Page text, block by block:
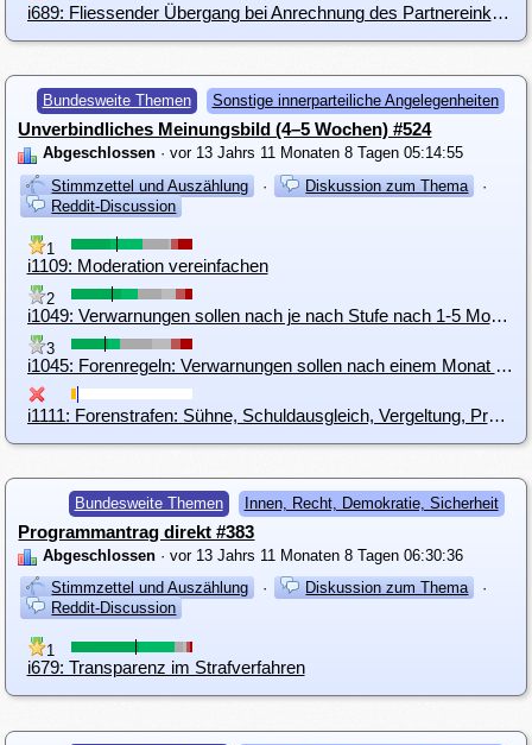
i689: Fliessender Übergang bei Anrechnung des Partnereinkommens bei Notstandshilfe
Bundesweite Themen Sonstige innerparteiliche Angelegenheiten
Unverbindliches Meinungsbild (4–5 Wochen) #524
Abgeschlossen · vor 13 Jahrs 11 Monaten 8 Tagen 05:14:55
Stimmzettel und Auszählung
· Diskussion zum Thema
·
Reddit-Discussion
1
i1109: Moderation vereinfachen
2
i1049: Verwarnungen sollen nach je nach Stufe nach 1-5 Monaten verfallen
3
i1045: Forenregeln: Verwarnungen sollen nach einem Monat verfallen
i1111: Forenstrafen: Sühne, Schuldausgleich, Vergeltung, Prävention und Resozialisierung
Bundesweite Themen Innen, Recht, Demokratie, Sicherheit
Programmantrag direkt #383
Abgeschlossen · vor 13 Jahrs 11 Monaten 8 Tagen 06:30:36
Stimmzettel und Auszählung
· Diskussion zum Thema
·
Reddit-Discussion
1
i679: Transparenz im Strafverfahren